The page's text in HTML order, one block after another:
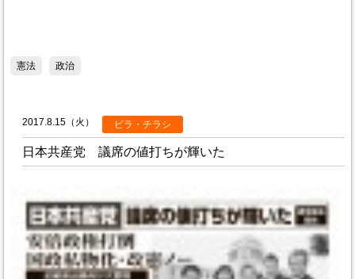
憲法 政治
2017.8.15（火） ビラ・チラシ
日本共産党 議席の値打ちが輝いた